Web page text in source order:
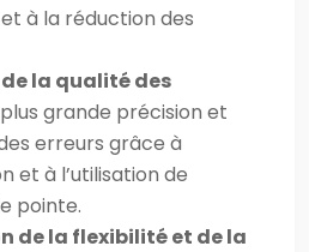
à la réduction des
la qualité des
grande précision et
erreurs grâce à
et à l’utilisation de
pointe.
de la flexibilité et de la